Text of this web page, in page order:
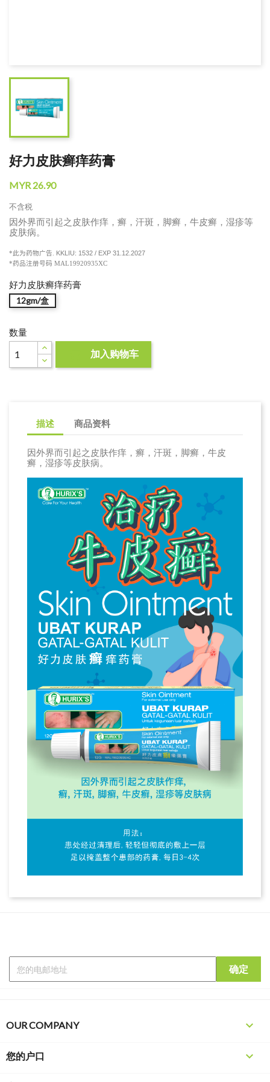
好力皮肤癣痒药膏
MYR 26.90
不含税
因外界而引起之皮肤作痒，癣，汗斑，脚癣，牛皮癣，湿疹等
皮肤病。
*此为药物广告 KKLIU: 1532 / EXP 31.12.2027
*药品注册号码 MAL19920935XC
好力皮肤癣痒药膏
12gm/盒
数量
加入购物车
描述 商品资料
因外界而引起之皮肤作痒，癣，汗斑，脚癣，牛皮
癣，湿疹等皮肤病。
OUR COMPANY 
您的户口 